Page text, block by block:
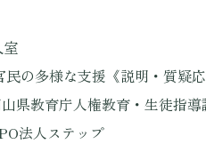
多様な支援《説明・質疑応
教育・生徒指導
テップ